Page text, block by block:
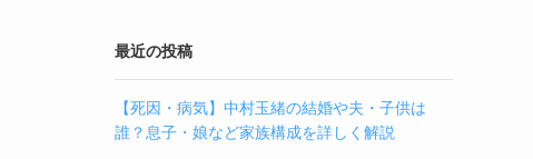
最近の投稿
【死因・病気】中村玉緒の結婚や夫・子供は
誰？息子・娘など家族構成を詳しく解説